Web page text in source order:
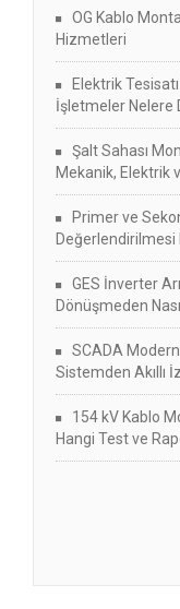
OG Kablo
Hizmetleri
Elektrik
İşletmeler Nelere
Şalt Sahası
Mekanik, Elektrik
Primer ve
Değerlendirilmesi
GES İnverter
Dönüşmeden
SCADA
Sistemden Akıllı
154 kV Kablo
Hangi Test ve